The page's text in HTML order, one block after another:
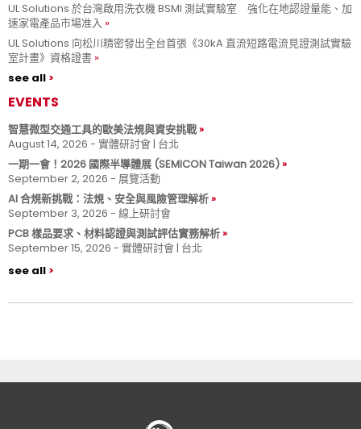
UL Solutions 於台灣啟用洗衣機 BSMI 測試實驗室 強化在地認證量能、加
速家電產品市場准入
UL Solutions 向松川精密發出全台首張《30kA 直流短路電流見證測試實驗
室計畫》資格證書
see all
EVENTS
智慧微型交通工具的歐美法規與資安挑戰
August 14, 2026 - 實體研討會 | 台北
一期一會！2026 國際半導體展 (SEMICON Taiwan 2026)
September 2, 2026 - 展覽活動
AI 合規新挑戰：法規、安全與風險管理解析
September 3, 2026 - 線上研討會
PCB 樣品要求、材料認證與測試評估實務解析
September 15, 2026 - 實體研討會 | 台北
see all